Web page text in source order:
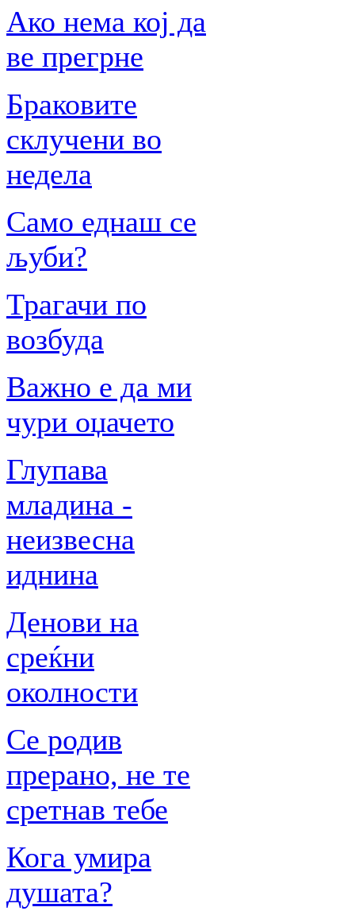
Ако нема кој да
ве прегрне
Браковите
склучени во
недела
Само еднаш се
љуби?
Трагачи по
возбуда
Важно е да ми
чури оџачето
Глупава
младина -
неизвесна
иднина
Денови на
среќни
околности
Се родив
прерано, не те
сретнав тебе
Кога умира
душата?